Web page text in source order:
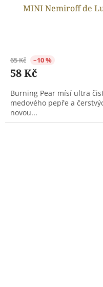
MINI Nemiroff de
65 Kč –10 %
58 Kč
Burning Pear mísí ultra
medového pepře a
novou...